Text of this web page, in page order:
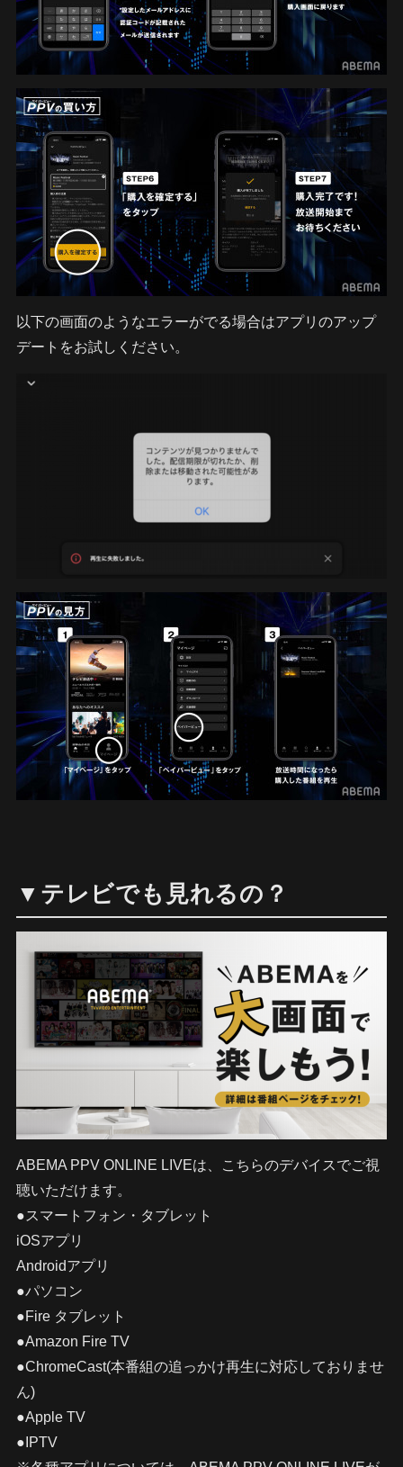
以下の画面のようなエラーがでる場合はアプリのアップ
デートをお試しください。
▼テレビでも見れるの？
ABEMA PPV ONLINE LIVEは、こちらのデバイスでご視
聴いただけます。
●スマートフォン・タブレット
iOSアプリ
Androidアプリ
●パソコン
●Fire タブレット
●Amazon Fire TV
●ChromeCast(本番組の追っかけ再生に対応しておりませ
ん)
●Apple TV
●IPTV